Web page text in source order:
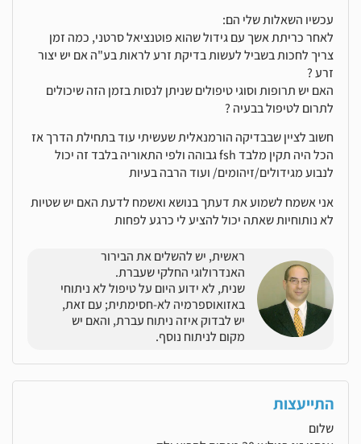
עכשיו השאלות שלי הם:
לאחר כריתת אשך עם גידול שהוא פוטנציאל סרטני, כמה זמן
צריך לחכות בשביל לעשות בדיקת זרע לראות בע"ה אם יש יצור
זרע ?
האם יש תרופות וסוגי טיפולים שניתן לנסות בזמן הזה שיכולים
לתרום לטיפול בבעיה ?
חשוב לציין שבבדיקה הורמנאלית שעשיתי עוד בתחילת הדרך אז
הכל היה תקין מלבד fsh גבוהה ולפי התאוריה בלבד זה יכול
לנבוע מגידולים/זיהומים/ ועוד הרבה בעיות
אני אשמח לשמוע את דעתך בנושא ואשמח לדעת האם יש שטיות
לא נותוחיות שאתה יכול להציע לי כרגע לפחות
ראשית, יש להשלים את הבירור
האנדרולוגי החלקי שעברת.
שנית, לא ידוע היום על טיפול לא ניתוחי
באזואוספרמיה לא-חסימתית; עם זאת,
יש לבדוק איזה ניתוח עברת, והאם יש
מקום לניתוח נוסף.
התייעצות
שלום